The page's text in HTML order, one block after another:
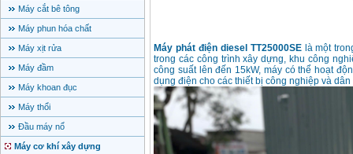
Máy cắt bê tông
Máy phun hóa chất
Máy xịt rửa
Máy đầm
Máy khoan đục
Máy thổi
Đầu máy nổ
Máy cơ khí xây dựng
Máy phát điện diesel TT25000SElà một
trong các công trình xây dựng, khu công
công suất lên đến 15kW, máy có thể hoạt
dụng điện cho các thiết bị công nghiệp và dân